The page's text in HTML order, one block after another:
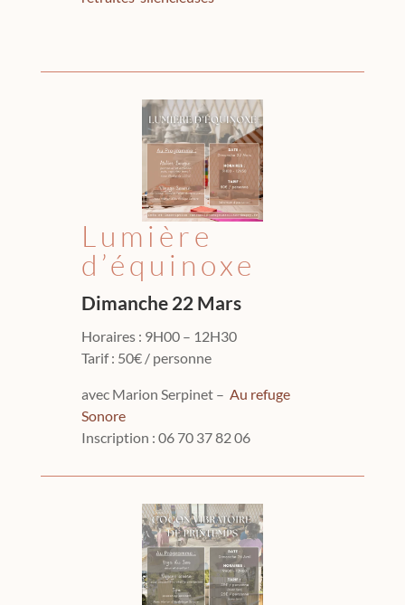
Lumière
d’équinoxe
Dimanche 22 Mars
Horaires : 9H00 – 12H30
Tarif : 50€ / personne
avec Marion Serpinet – Au refuge
Sonore
Inscription : 06 70 37 82 06